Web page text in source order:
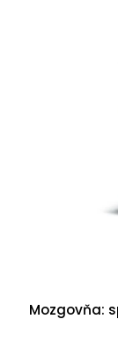
Mozgovňa: